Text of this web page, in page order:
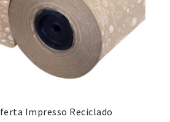
Impresso Reciclado